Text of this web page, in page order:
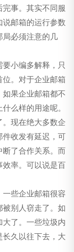
事。其实不同服
邮箱的运行参数
局必须注意的几
小编多解释，只
。对于企业邮箱
如果企业邮箱都不
么样的用途呢。
现在绝大多数企
件收发有延迟，可
了合作关系。而
效率。可以说是百
些企业邮箱很容
别人窃走了。如
了。一些垃圾内
久以往下去，大